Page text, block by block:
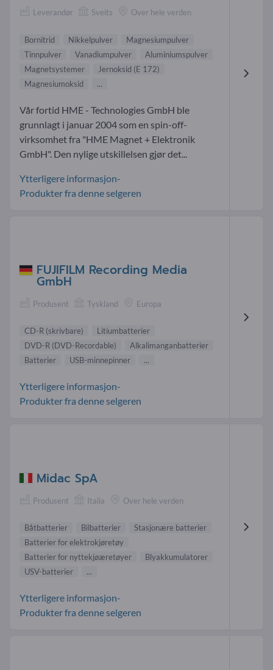
Leverandør Sveits Over hele verden
Bornitrid Nikkelpulver
Magnesiumpulver
Tinnpulver
Vanadiumpulver
Aluminiumspulver
Magnetsystemer
Jernoksid (E 172)
Magnesiumoksid
...
Vår fortid HME - Technologies GmbH ble
grunnlagt i januar 2004 som en spin-off-
virksomhet fra "HME Magnet + Elektronik
GmbH". Den nylige utskillelsen gjør det...
Ytterligere informasjon-
Produkter fra denne selgeren
FUJIFILM Recording Media
GmbH
Produsent Tyskland Europa
CD-R (skrivbare)
Litiumbatterier
DVD-R (DVD-Recordable)
Alkalimanganbatterier
Batterier
USB-minnepinner ...
Ytterligere informasjon-
Produkter fra denne selgeren
Midac SpA
Produsent Italia Over hele verden
Båtbatterier Bilbatterier
Stasjonære batterier
Batterier for elektrokjøretøy
Batterier for nyttekjøæretøyer
Blyakkumulatorer
USV-batterier
...
Ytterligere informasjon-
Produkter fra denne selgeren